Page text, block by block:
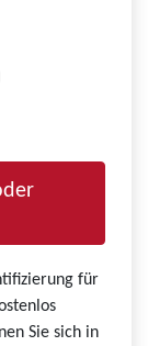
für
Sie sich in